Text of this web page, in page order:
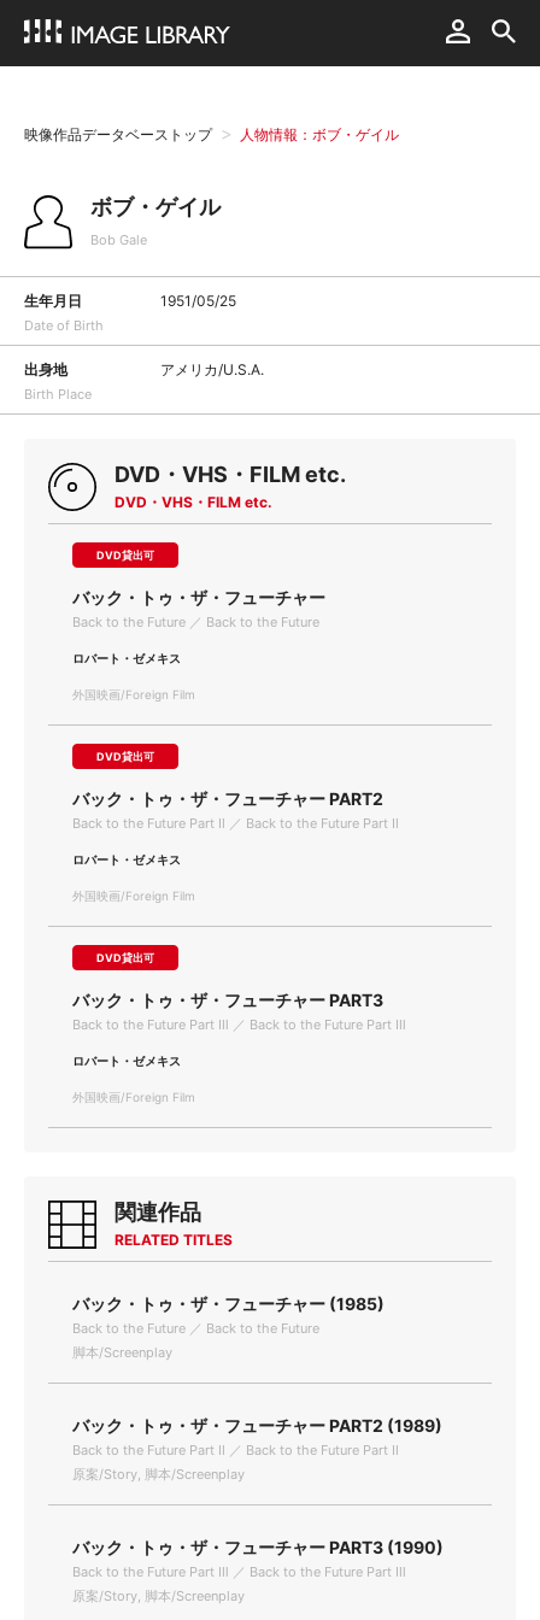
映像作品データベーストップ 人物情報：ボブ・ゲイル
ボブ・ゲイル
Bob Gale
生年月日
Date of Birth
1951/05/25
出身地
Birth Place
アメリカ/U.S.A.
DVD・VHS・FILM etc.
DVD・VHS・FILM etc.
DVD貸出可
バック・トゥ・ザ・フューチャー
Back to the Future ／ Back to the Future
ロバート・ゼメキス
外国映画/Foreign Film
DVD貸出可
バック・トゥ・ザ・フューチャー PART2
Back to the Future Part Ⅱ ／ Back to the Future Part Ⅱ
ロバート・ゼメキス
外国映画/Foreign Film
DVD貸出可
バック・トゥ・ザ・フューチャー PART3
Back to the Future Part Ⅲ ／ Back to the Future Part Ⅲ
ロバート・ゼメキス
外国映画/Foreign Film
関連作品
RELATED TITLES
バック・トゥ・ザ・フューチャー (1985)
Back to the Future ／ Back to the Future
脚本/Screenplay
バック・トゥ・ザ・フューチャー PART2 (1989)
Back to the Future Part Ⅱ ／ Back to the Future Part Ⅱ
原案/Story, 脚本/Screenplay
バック・トゥ・ザ・フューチャー PART3 (1990)
Back to the Future Part Ⅲ ／ Back to the Future Part Ⅲ
原案/Story, 脚本/Screenplay